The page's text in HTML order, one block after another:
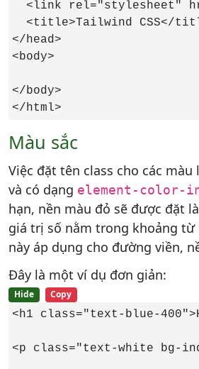
<link rel="stylesheet"
<title>Tailwind CSS</
</head>
<body>
</body>
</html>
Màu sắc
Việc đặt tên class cho các
và có dạng element-color-
hạn, nền màu đỏ sẽ được đặt là
giá trị số nằm trong khoảng từ
này áp dụng cho đường viền,
Đây là một ví dụ đơn giản:
Hide Copy
<h1 class="text-blue-
<p class="text-white bg-